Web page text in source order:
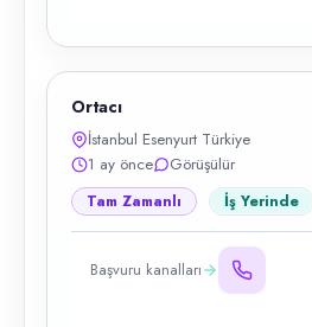
Ortacı
İstanbul Esenyurt Türkiye
1 ay önce
Görüşülür
Tam Zamanlı İş Yerinde
Başvuru kanalları